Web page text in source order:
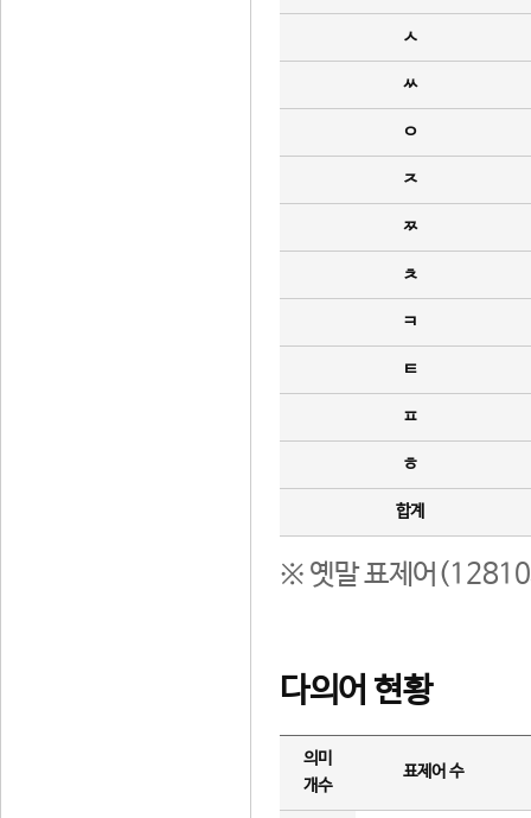
ㅅ
ㅆ
ㅇ
ㅈ
ㅉ
ㅊ
ㅋ
ㅌ
ㅍ
ㅎ
합계
※ 옛말 표제어(12810
다의어 현황
의미
개수
표제어 수